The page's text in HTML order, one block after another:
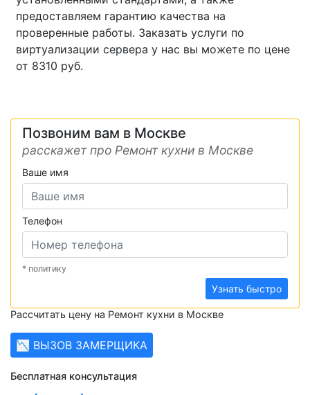
предоставляем гарантию качества на
проверенные работы. Заказать услуги по
виртуализации сервера у нас вы можете по цене
от 8310 руб.
Позвоним вам в Москве
расскажет про Ремонт кухни в Москве
Ваше имя
Телефон
* политику
Узнать быстро
Рассчитать цену на Ремонт кухни в Москве
📉 ВЫЗОВ ЗАМЕРЩИКА
Бесплатная консультация